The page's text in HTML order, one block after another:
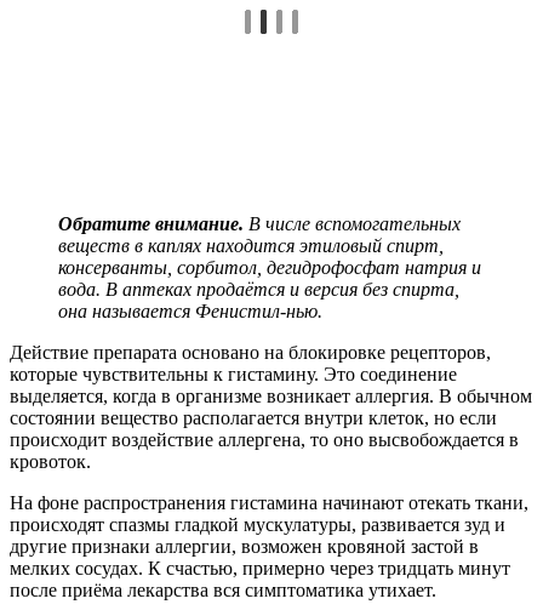
Обратите внимание. В числе вспомогательных
веществ в каплях находится этиловый спирт,
консерванты, сорбитол, дегидрофосфат натрия и
вода. В аптеках продаётся и версия без спирта,
она называется Фенистил-нью.
Действие препарата основано на блокировке рецепторов,
которые чувствительны к гистамину. Это соединение
выделяется, когда в организме возникает аллергия. В обычном
состоянии вещество располагается внутри клеток, но если
происходит воздействие аллергена, то оно высвобождается в
кровоток.
На фоне распространения гистамина начинают отекать ткани,
происходят спазмы гладкой мускулатуры, развивается зуд и
другие признаки аллергии, возможен кровяной застой в
мелких сосудах. К счастью, примерно через тридцать минут
после приёма лекарства вся симптоматика утихает.